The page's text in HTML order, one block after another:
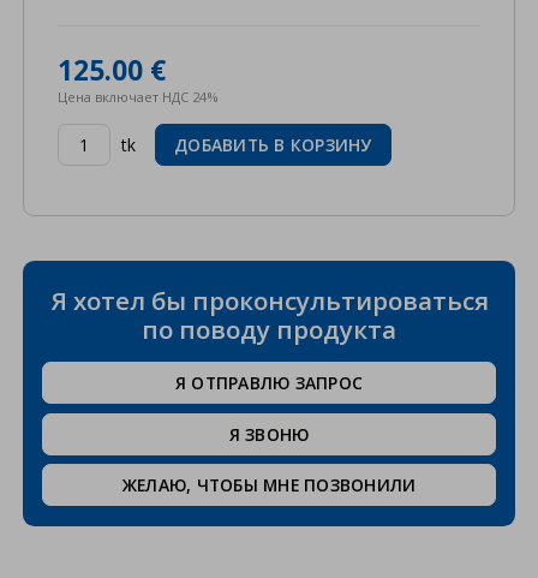
125.00 €
Цена включает НДС 24%
tk ДОБАВИТЬ В КОРЗИНУ
Я хотел бы проконсультироваться
по поводу продукта
Я ОТПРАВЛЮ ЗАПРОС
Я ЗВОНЮ
ЖЕЛАЮ, ЧТОБЫ МНЕ ПОЗВОНИЛИ